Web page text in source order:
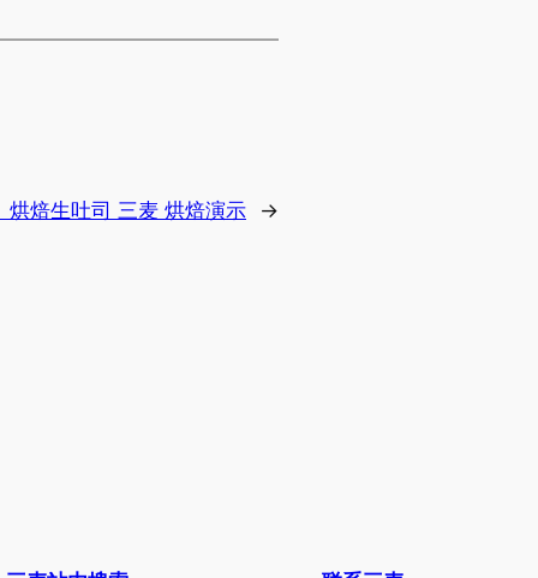
烘焙生吐司 三麦 烘焙演示 →